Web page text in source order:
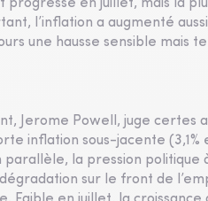
en juillet, mais la
l’inflation a augmenté
une hausse sensible mais
Jerome Powell, juge certes
inflation sous-jacente (3,1%
la pression politique
sur le front de